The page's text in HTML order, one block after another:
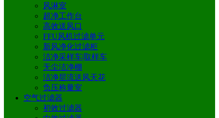
风淋室
超净工作台
高效送风口
FFU风机过滤单元
新风净化过滤柜
洁净采样车|取样车
无尘洁净棚
洁净层流送风天花
负压称量室
空气过滤器
初效过滤器